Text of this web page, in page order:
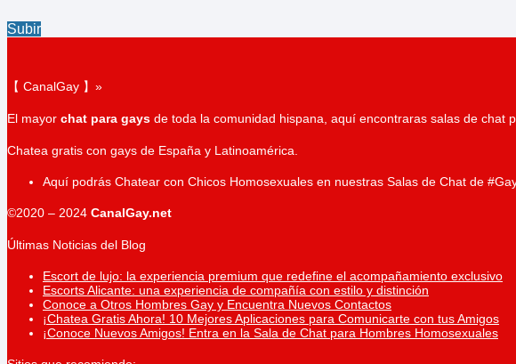
Subir
【 CanalGay 】»
El mayor chat para gays de toda la comunidad hispana, aquí encontraras salas de chat
Chatea gratis con gays de España y Latinoamérica.
Aquí podrás Chatear con Chicos Homosexuales en nuestras Salas de Chat de
©2020 – 2024 CanalGay.net
Últimas Noticias del Blog
Escort de lujo: la experiencia premium que redefine el acompañamiento exclusivo
Escorts Alicante: una experiencia de compañía con estilo y distinción
Conoce a Otros Hombres Gay y Encuentra Nuevos Contactos
¡Chatea Gratis Ahora! 10 Mejores Aplicaciones para Comunicarte con tus Amigos
¡Conoce Nuevos Amigos! Entra en la Sala de Chat para Hombres Homosexuales